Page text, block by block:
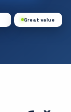
Great value